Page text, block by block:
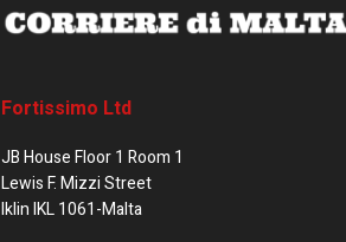
Fortissimo Ltd
JB House Floor 1 Room 1
Lewis F. Mizzi Street
Iklin IKL 1061-Malta